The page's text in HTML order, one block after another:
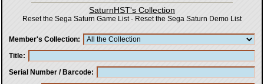
SaturnHST's Collection
Reset the Sega Saturn Game List- Reset the Sega Saturn Demo List
Member's Collection
Title
Serial Number / Barcode